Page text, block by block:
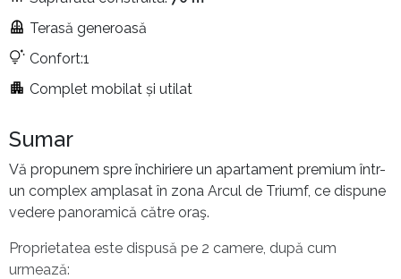
Terasă generoasă
Confort:1
Complet mobilat și utilat
Sumar
Vă propunem spre închiriere un apartament premium într-
un complex amplasat în zona Arcul de Triumf, ce dispune
vedere panoramică către oraş.
Proprietatea este dispusă pe 2 camere, după cum
urmează: